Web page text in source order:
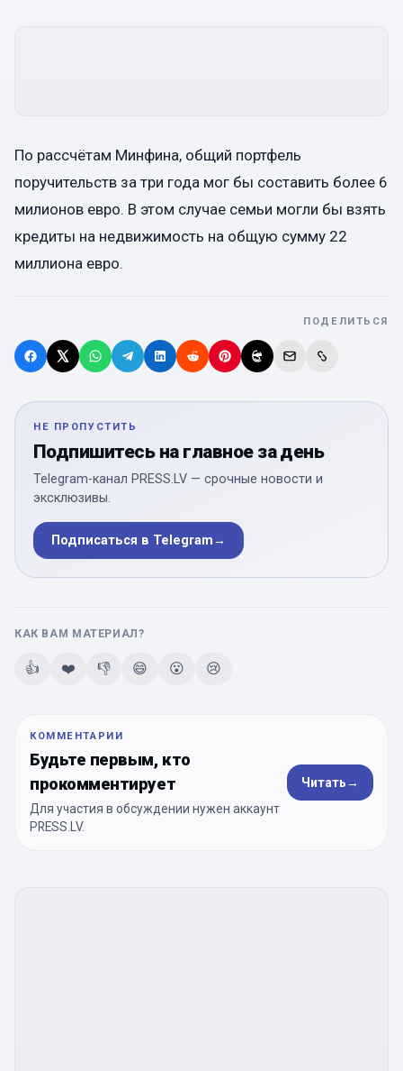
По рассчётам Минфина, общий портфель
поручительств за три года мог бы составить более 6
милионов евро. В этом случае семьи могли бы взять
кредиты на недвижимость на общую сумму 22
миллиона евро.
ПОДЕЛИТЬСЯ
НЕ ПРОПУСТИТЬ
Подпишитесь на главное за день
Telegram-канал PRESS.LV — срочные новости и
эксклюзивы.
Подписаться в Telegram→
КАК ВАМ МАТЕРИАЛ?
👍 ❤️ 👎 😄 😮 😢
КОММЕНТАРИИ
Будьте первым, кто
прокомментирует
Для участия в обсуждении нужен аккаунт
PRESS.LV.
Читать→